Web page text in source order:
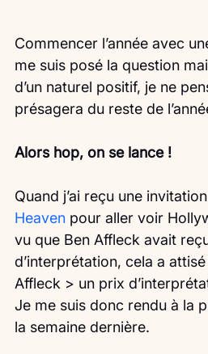
Commencer l’année avec
me suis posé la question
d’un naturel positif, je ne
présagera du reste de
Alors hop, on se lance !
Quand j’ai reçu une
Heaven pour aller voir
vu que Ben Affleck avait
d’interprétation, cela a
Affleck > un prix
Je me suis donc rendu à la
la semaine dernière.